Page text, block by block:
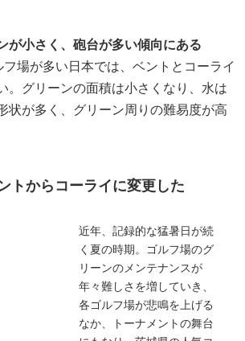
が小さく、砲台が多い傾向にある
場が多い日本では、ベントとコーライ
。グリーンの面積は小さくなり、水は
状が多く、グリーン周りの難易度が高
トからコーライに変更した
近年、記録的な猛暑日が続
く夏の時期。ゴルフ場のグ
リーンのメンテナンスが
年々難しさを増していき、
各ゴルフ場が悲鳴を上げる
なか、トーナメントの舞台